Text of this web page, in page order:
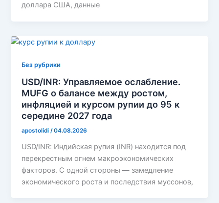
доллара США, данные
Без рубрики
USD/INR: Управляемое ослабление.
MUFG о балансе между ростом,
инфляцией и курсом рупии до 95 к
середине 2027 года
apostolidi /04.08.2026
USD/INR: Индийская рупия (INR) находится под
перекрестным огнем макроэкономических
факторов. С одной стороны — замедление
экономического роста и последствия муссонов,